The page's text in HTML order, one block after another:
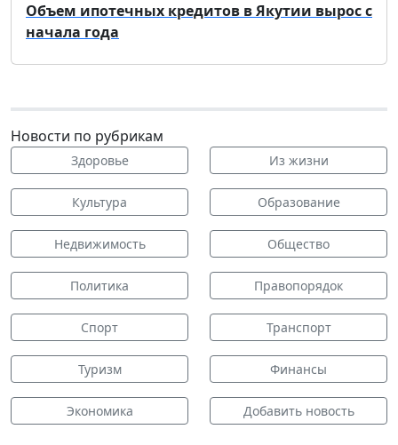
Объем ипотечных кредитов в Якутии вырос с
начала года
Новости по рубрикам
Здоровье Из жизни
Культура Образование
Недвижимость Общество
Политика Правопорядок
Спорт Транспорт
Туризм Финансы
Экономика Добавить новость